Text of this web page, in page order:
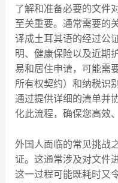
了解和准备必要的文件
至关重要。通常需要的
译成土耳其语的经过公
明、健康保险以及近期
易和居住申请，可能需
所有权契约）和纳税识
通过提供详细的清单并
化此流程，确保您高效
外国人面临的常见挑战
证。这通常涉及对文件
这一过程可能既耗时又